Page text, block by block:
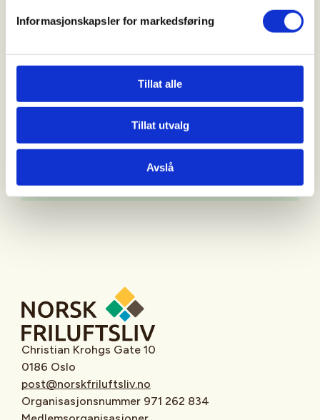
Informasjonskapsler for markedsføring
Tillat alle
Tillat utvalg
Avslå
Se mer om introjakten og påmelding til Bukkejakten
her:
Oppmøtested
Christian Krohgs Gate 10
0186 Oslo
post@norskfriluftsliv.no
Organisasjonsnummer 971 262 834